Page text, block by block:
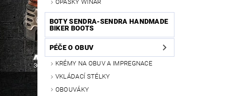
OPASKY WINAR
BOTY SENDRA-SENDRA HANDMADE
BIKER BOOTS
PÉČE O OBUV
KRÉMY NA OBUV A IMPREGNACE
VKLÁDACÍ STÉLKY
OBOUVÁKY